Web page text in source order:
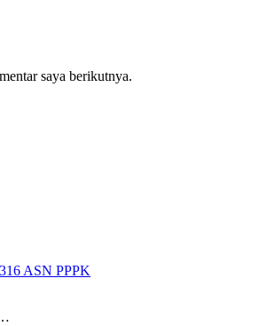
saya berikutnya.
ASN PPPK